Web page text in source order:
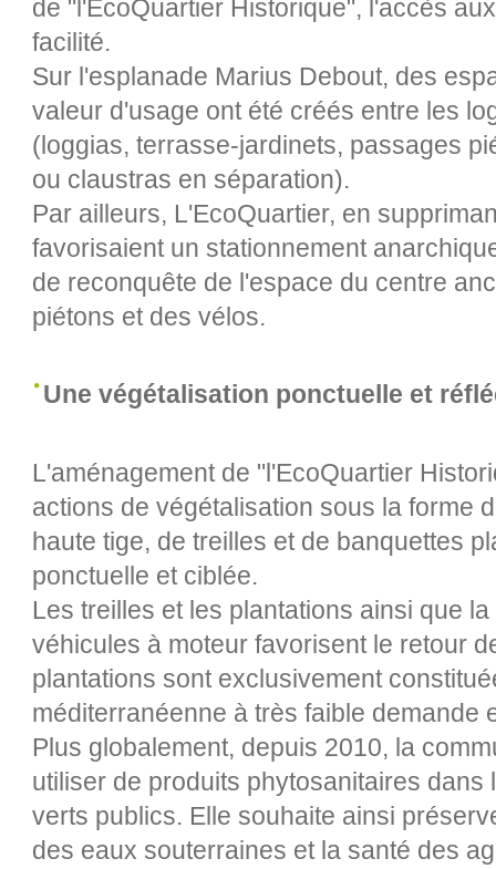
de "l'EcoQuartier Historique", l'accès
facilité.
Sur l'esplanade Marius Debout, des
valeur d'usage ont été créés entre les
(loggias, terrasse-jardinets, passages
ou claustras en séparation).
Par ailleurs, L'EcoQuartier, en
favorisaient un stationnement
de reconquête de l'espace du centre
piétons et des vélos.
Une végétalisation ponctuelle et
L'aménagement de "l'EcoQuartier
actions de végétalisation sous la forme
haute tige, de treilles et de banquettes
ponctuelle et ciblée.
Les treilles et les plantations ainsi que
véhicules à moteur favorisent le retour
plantations sont exclusivement
méditerranéenne à très faible demande
Plus globalement, depuis 2010, la
utiliser de produits phytosanitaires dans
verts publics. Elle souhaite ainsi
des eaux souterraines et la santé des